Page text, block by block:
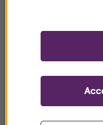
Related